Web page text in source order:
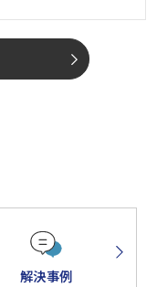
解決事例